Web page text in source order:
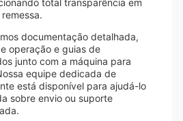
total transparência em
documentação detalhada,
operação e guias de
junto com a máquina para
equipe dedicada de
está disponível para ajudá-lo
sobre envio ou suporte